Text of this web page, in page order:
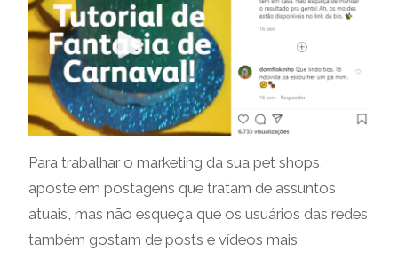
Para trabalhar o marketing da sua pet shops,
aposte em postagens que tratam de assuntos
atuais, mas não esqueça que os usuários das redes
também gostam de posts e vídeos mais